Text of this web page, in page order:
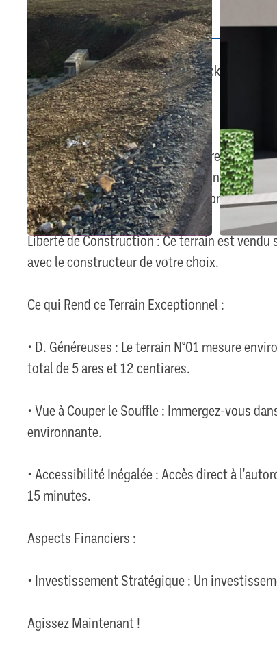
Description
Terrain d'Exception à Hoscheid-Dickt –
Présentation du Projet :
Niché au sein de la splendide nature de
Avec 15 maisons unifamiliales et une
ceux qui rêvent de construire leur propre
Liberté de Construction : Ce terrain est
avec le constructeur de votre choix.
Ce qui Rend ce Terrain Exceptionnel :
• D. Généreuses : Le terrain N°01 mesure
total de 5 ares et 12 centiares.
• Vue à Couper le Souffle : Immergez-vous
environnante.
• Accessibilité Inégalée : Accès direct à
15 minutes.
Aspects Financiers :
• Investissement Stratégique : Un
Agissez Maintenant !